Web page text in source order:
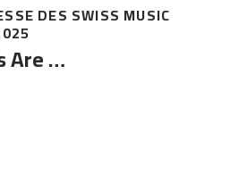
DES SWISS MUSIC
Are …